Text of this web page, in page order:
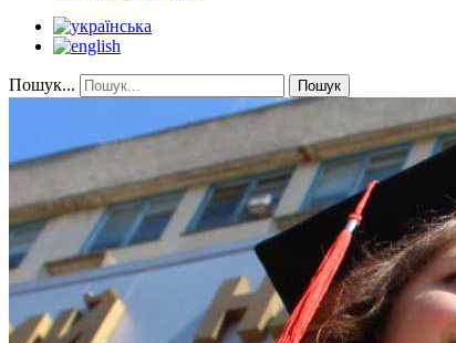
Пошук... Пошук